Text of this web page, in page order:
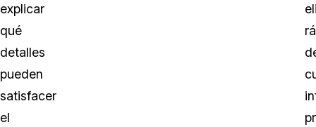
explicar
qué
detalles
pueden
satisfacer
el